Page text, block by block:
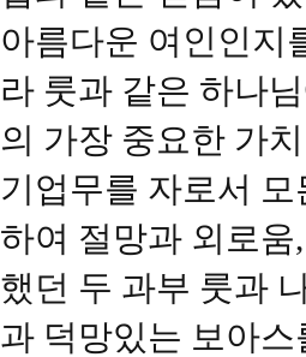
아름다운 여인인지
라 룻과 같은 하나
의 가장 중요한 가
기업무를 자로서
하여 절망과 외로
했던 두 과부 룻과
과 덕망있는 보아